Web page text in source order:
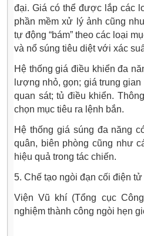
đại. Giá có thể được lắp các
phần mềm xử lý ảnh cũng
tự động “bám” theo các loại
và nổ súng tiêu diệt với xác
Hệ thống giá điều khiển đa
lượng nhỏ, gọn; giá trung
quan sát; tủ điều khiển.
chọn mục tiêu ra lệnh bắn.
Hệ thống giá súng đa năng
quân, biên phòng cũng như
hiệu quả trong tác chiến.
5. Chế tạo ngòi đạn cối điện tử
Viện Vũ khí (Tổng cục
nghiệm thành công ngòi hẹn